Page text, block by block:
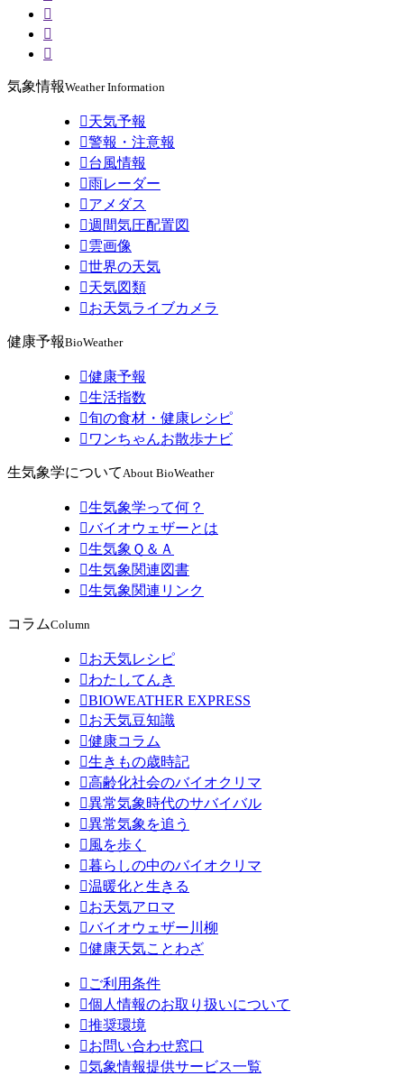



気象情報Weather Information
天気予報
警報・注意報
台風情報
雨レーダー
アメダス
週間気圧配置図
雲画像
世界の天気
天気図類
お天気ライブカメラ
健康予報BioWeather
健康予報
生活指数
旬の食材・健康レシピ
 ワンちゃんお散歩ナビ
生気象学についてAbout BioWeather
生気象学って何？
バイオウェザーとは
生気象Ｑ＆Ａ
生気象関連図書
生気象関連リンク
コラムColumn
お天気レシピ
わたしてんき
BIOWEATHER EXPRESS
お天気豆知識
健康コラム
生きもの歳時記
高齢化社会のバイオクリマ
異常気象時代のサバイバル
異常気象を追う
 風を歩く
暮らしの中のバイオクリマ
温暖化と生きる
お天気アロマ
バイオウェザー川柳
健康天気ことわざ
 ご利用条件
個人情報のお取り扱いについて
推奨環境
お問い合わせ窓口
気象情報提供サービス一覧